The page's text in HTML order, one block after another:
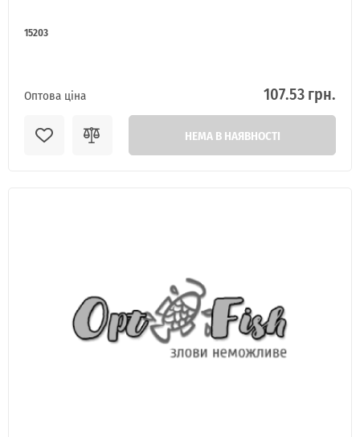
15203
Оптова ціна 107.53 грн.
НЕМА В НАЯВНОСТІ